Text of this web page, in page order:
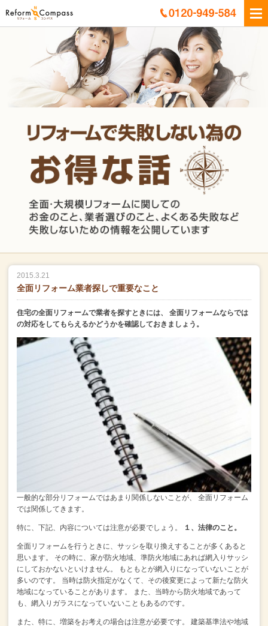
2015.3.21
全面リフォーム業者探しで重要なこと
住宅の全面リフォームで業者を探すときには、
全面リフォームならでは
の対応をしてもらえるかどうかを確認しておきましょう。
一般的な部分リフォームではあまり関係しないことが、
全面リフォーム
では関係してきます。
特に、下記、内容については注意が必要でしょう。 １、法律のこと。
全面リフォームを行うときに、サッシを取り換えすることが多くあると
思います。
その時に、家が防火地域、準防火地域にあれば網入りサッシ
にしておかないといけません。
もともとが網入りになっていないことが
多いのです。
当時は防火指定がなくて、その後変更によって新たな防火
地域になっていることがあります。
また、当時から防火地域であって
も、網入りガラスになっていないこともあるのです。
また、特に、増築をお考えの場合は注意が必要です。
建築基準法や地域